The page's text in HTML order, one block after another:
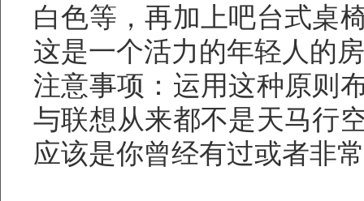
白色等，再加上吧台式桌
这是一个活力的年轻人的
注意事项：运用这种原则
与联想从来都不是天马行
应该是你曾经有过或者非